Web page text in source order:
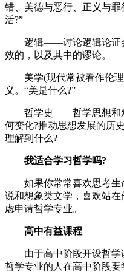
错、美德与恶行、正义与
活?”
逻辑——讨论逻辑论证会
效的，以及其中的谬论。
美学(现代常被看作伦理
义。“美是什么?”
哲学史——哲学思想和观
何变化?推动思想发展的历
理解到什么?
我适合学习哲学吗?
如果你常常喜欢思考生
说和想象类文学，喜欢站
虑申请哲学专业。
高中有益课程
由于高中阶段开设哲学
哲学专业的人在高中阶段